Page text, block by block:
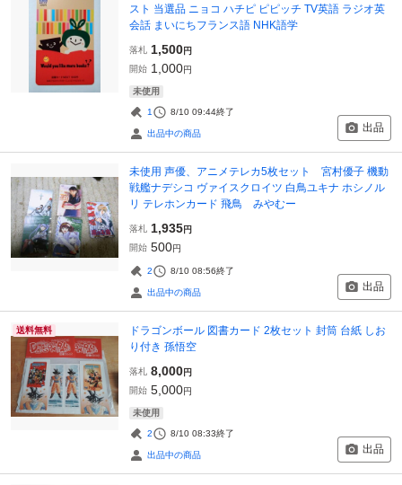
スト 当選品 ニョコ ハチピ ピピッチ TV英語 ラジオ英
会話 まいにちフランス語 NHK語学
落札 1,500円
開始 1,000円
未使用
1 8/10 09:44終了
出品中の商品 出品
未使用 声優、アニメテレカ5枚セット 宮村優子 機動
戦艦ナデシコ ヴァイスクロイツ 白鳥ユキナ ホシノル
リ テレホンカード 飛鳥 みやむー
落札 1,935円
開始 500円
2 8/10 08:56終了
出品中の商品 出品
送料無料
ドラゴンボール 図書カード 2枚セット 封筒 台紙 しお
り付き 孫悟空
落札 8,000円
開始 5,000円
未使用
2 8/10 08:33終了
出品中の商品 出品